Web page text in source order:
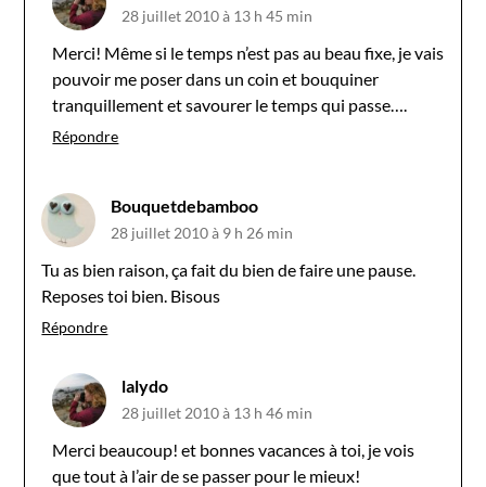
28 juillet 2010 à 13 h 45 min
Merci! Même si le temps n’est pas au beau fixe, je vais
pouvoir me poser dans un coin et bouquiner
tranquillement et savourer le temps qui passe….
Répondre
Bouquetdebamboo
28 juillet 2010 à 9 h 26 min
Tu as bien raison, ça fait du bien de faire une pause.
Reposes toi bien. Bisous
Répondre
lalydo
28 juillet 2010 à 13 h 46 min
Merci beaucoup! et bonnes vacances à toi, je vois
que tout à l’air de se passer pour le mieux!